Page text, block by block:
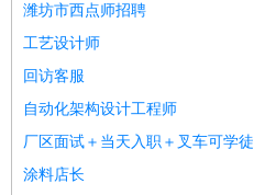
潍坊市西点师招聘
工艺设计师
回访客服
自动化架构设计工程师
厂区面试＋当天入职＋叉车可学徒
涂料店长